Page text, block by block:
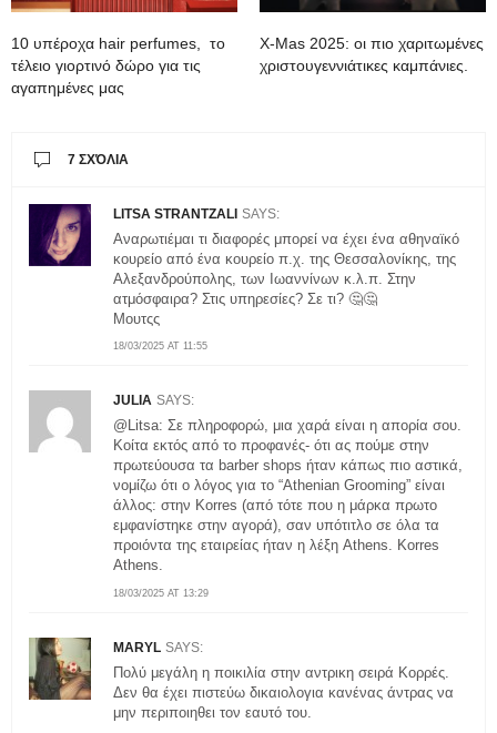
10 υπέροχα hair perfumes, το
τέλειο γιορτινό δώρο για τις
αγαπημένες μας
X-Mas 2025: oι πιο χαριτωμένες
χριστουγεννιάτικες καμπάνιες.
7 ΣΧΌΛΙΑ
LITSA STRANTZALI SAYS:
18/03/2025 AT 11:55
Αναρωτιέμαι τι διαφορές μπορεί να έχει ένα αθηναϊκό
κουρείο από ένα κουρείο π.χ. της Θεσσαλονίκης, της
Αλεξανδρούπολης, των Ιωαννίνων κ.λ.π. Στην
ατμόσφαιρα? Στις υπηρεσίες? Σε τι? 🤔🤔
Μουτςς
JULIA SAYS:
18/03/2025 AT 13:29
@Litsa: Σε πληροφορώ, μια χαρά είναι η απορία σου.
Κοίτα εκτός από το προφανές- ότι ας πούμε στην
πρωτεύουσα τα barber shops ήταν κάπως πιο αστικά,
νομίζω ότι ο λόγος για το “Athenian Grooming” είναι
άλλος: στην Korres (από τότε που η μάρκα πρωτο
εμφανίστηκε στην αγορά), σαν υπότιτλο σε όλα τα
προιόντα της εταιρείας ήταν η λέξη Athens. Korres
Athens.
MARYL SAYS:
Πολύ μεγάλη η ποικιλία στην αντρικη σειρά Κορρές.
Δεν θα έχει πιστεύω δικαιολογια κανένας άντρας να
μην περιποιηθει τον εαυτό του.